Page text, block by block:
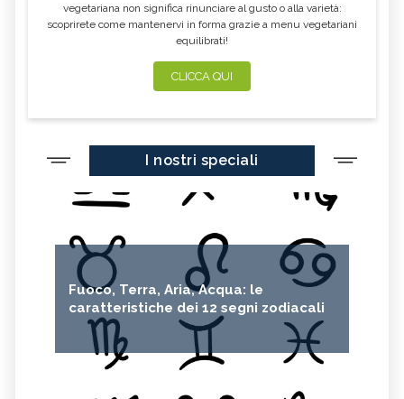
vegetariana non significa rinunciare al gusto o alla varietà:
scoprirete come mantenervi in forma grazie a menu vegetariani
equilibrati!
CLICCA QUI
I nostri speciali
Fuoco, Terra, Aria, Acqua: le
caratteristiche dei 12 segni zodiacali